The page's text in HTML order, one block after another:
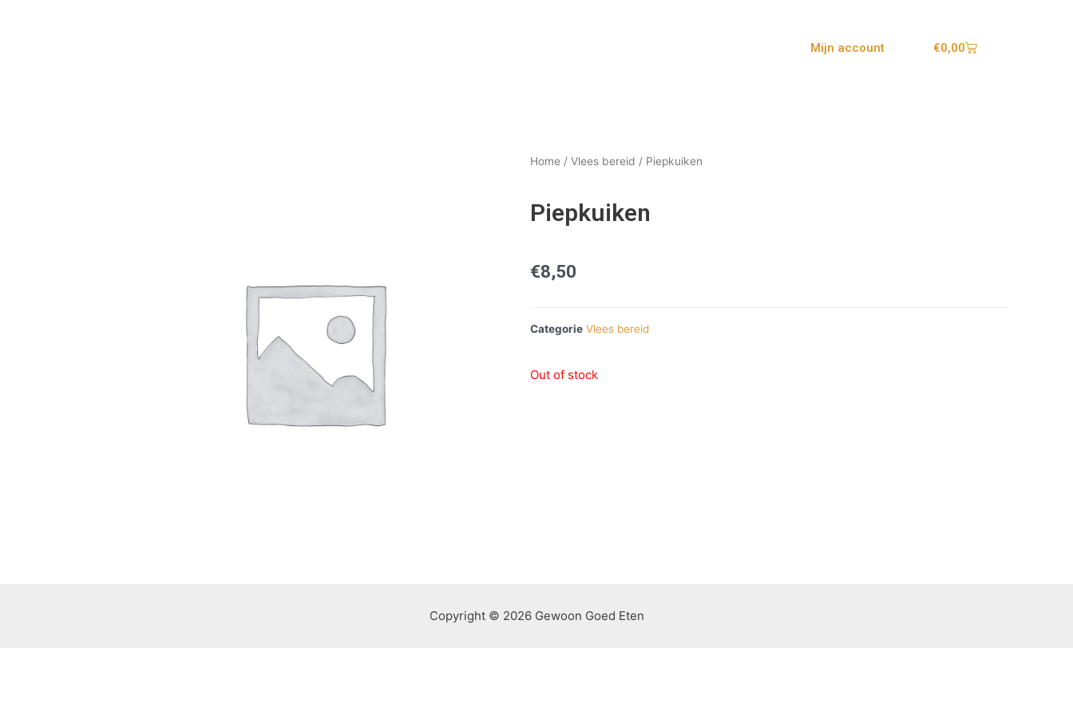
Mijn account €0,00
Home/ Vlees bereid / Piepkuiken
Piepkuiken
€8,50
Categorie Vlees bereid
Out of stock
Copyright © 2026 Gewoon Goed Eten